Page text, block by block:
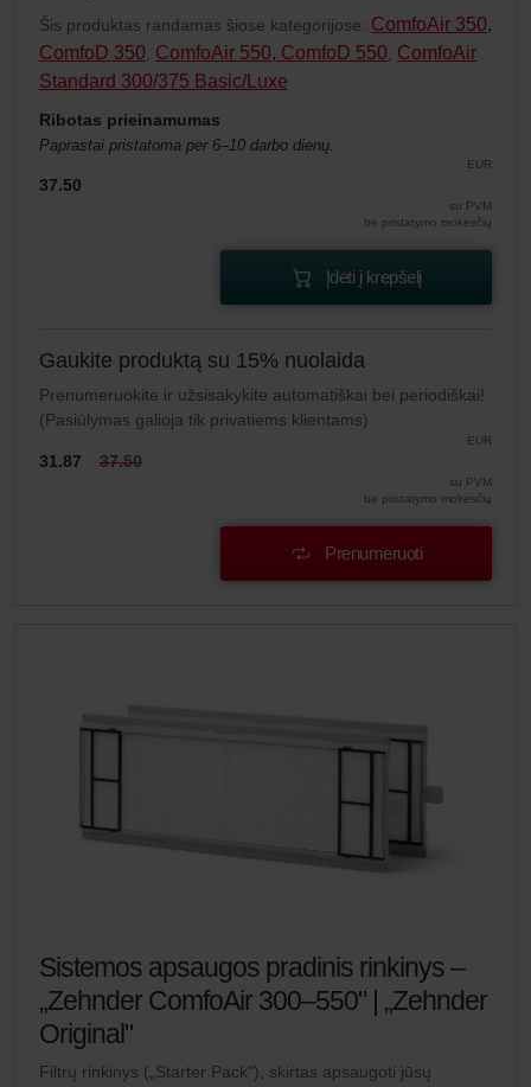
Šis produktas randamas šiose kategorijose: ComfoAir 350,
ComfoD 350, ComfoAir 550, ComfoD 550, ComfoAir
Standard 300/375 Basic/Luxe
Ribotas prieinamumas
Paprastai pristatoma per 6–10 darbo dienų.
EUR
37.50
su PVM
be pristatymo mokesčių
Įdėti į krepšelį
Gaukite produktą su 15% nuolaida
Prenumeruokite ir užsisakykite automatiškai bei periodiškai!
(Pasiūlymas galioja tik privatiems klientams)
EUR
31.87 37.50
su PVM
be pristatymo mokesčių
Prenumeruoti
Sistemos apsaugos pradinis rinkinys –
„Zehnder ComfoAir 300–550" | „Zehnder
Original"
Filtrų rinkinys („Starter Pack"), skirtas apsaugoti jūsų